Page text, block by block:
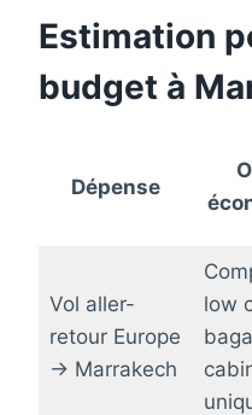
Estimation
budget à
Dépense
Vol aller-
retour Europe
→ Marrakech
low